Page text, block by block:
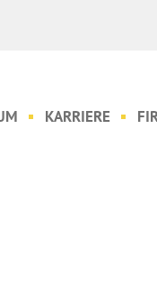
KARRIERE